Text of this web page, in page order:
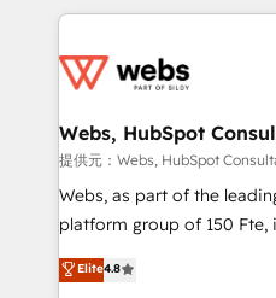
adoption, sales process
the first time 🔧 Designing
and build using HubSpot
with other systems 🎓
HubSpot pros 📊 Lead
HubSpot Why us? - SIX HubSpot Accreditations -
CRM, Solutions Architecture, Onboarding , Data
Webs, HubSpot
提供元：Webs, HubSpot
Webs, as part of the
platform group of 150 Fte, is the trusted Elite
HubSpot CRM Partner
maximizing EBITDA and
Elite4.8